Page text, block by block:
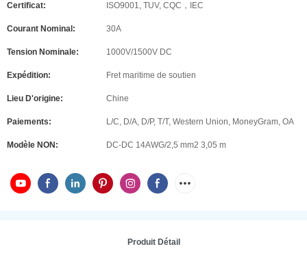
Certificat: ISO9001, TUV, CQC，IEC
Courant Nominal: 30A
Tension Nominale: 1000V/1500V DC
Expédition: Fret maritime de soutien
Lieu D'origine: Chine
Paiements: L/C, D/A, D/P, T/T, Western Union, MoneyGram, OA
Modèle NON: DC-DC 14AWG/2,5 mm2 3,05 m
Produit Détail